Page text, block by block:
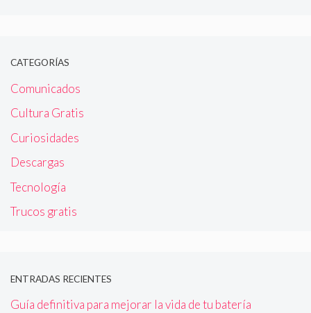
CATEGORÍAS
Comunicados
Cultura Gratis
Curiosidades
Descargas
Tecnología
Trucos gratis
ENTRADAS RECIENTES
Guía definitiva para mejorar la vida de tu batería